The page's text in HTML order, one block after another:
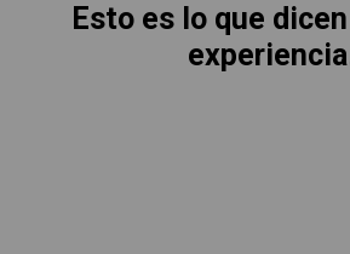
Esto es lo que